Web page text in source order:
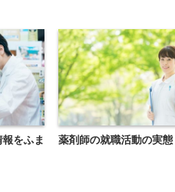
をふま
薬剤師の就職活動の実態